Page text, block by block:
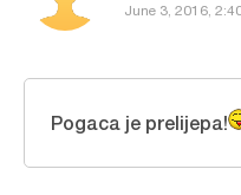
June 3, 2016,
Pogaca je prelijepa!